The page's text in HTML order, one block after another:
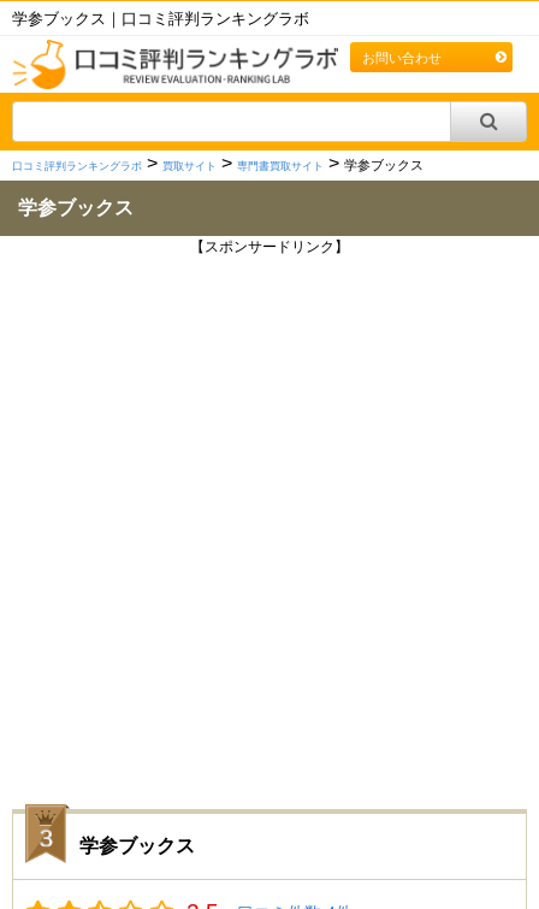
学参ブックス｜口コミ評判ランキングラボ
お問い合わせ
口コミ評判ランキングラボ > 買取サイト > 専門書買取サイト > 学参ブックス
学参ブックス
【スポンサードリンク】
学参ブックス